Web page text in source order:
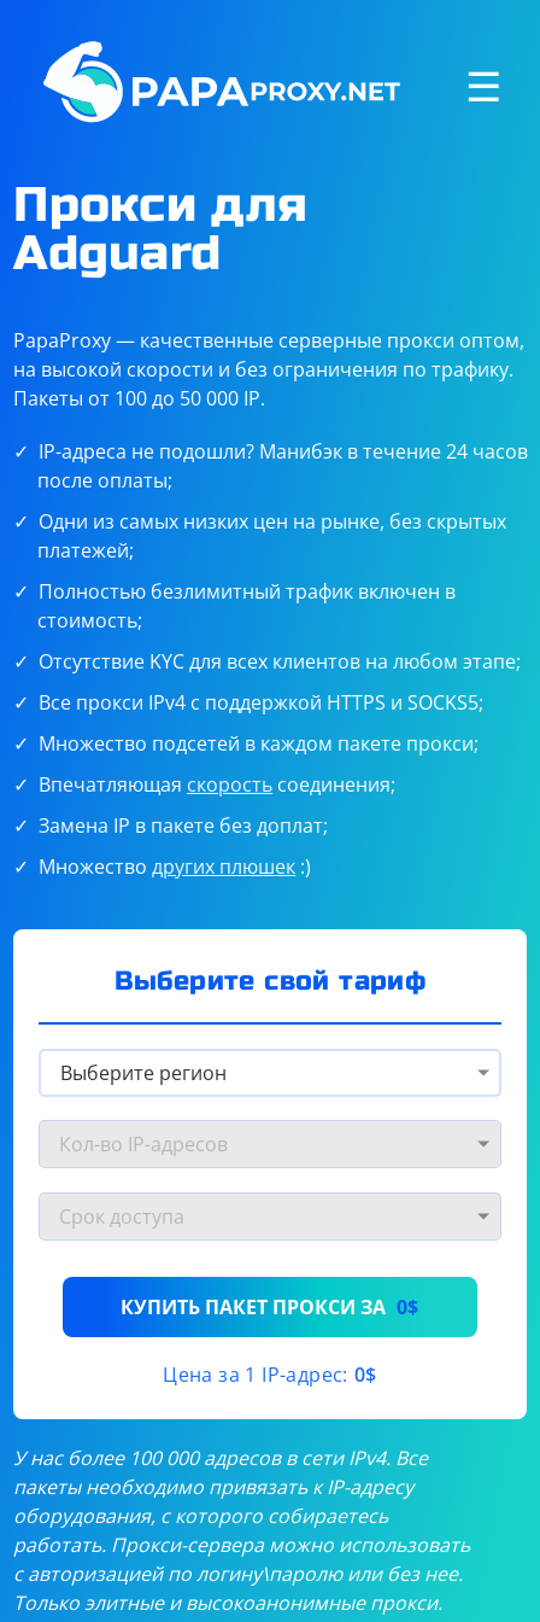
☰
Прокси для
Adguard
PapaProxy — качественные серверные прокси оптом,
на высокой скорости и без ограничения по трафику.
Пакеты от 100 до 50 000 IP.
IP-адреса не подошли? Манибэк в течение 24 часов
после оплаты;
Одни из самых низких цен на рынке, без скрытых
платежей;
Полностью безлимитный трафик включен в
стоимость;
Отсутствие KYC для всех клиентов на любом этапе;
Все прокси IPv4 с поддержкой HTTPS и SOCKS5;
Множество подсетей в каждом пакете прокси;
Впечатляющая скорость соединения;
Замена IP в пакете без доплат;
Множестводругих плюшек :)
Выберите свой тариф
КУПИТЬ ПАКЕТ ПРОКСИ ЗА 0$
Цена за 1 IP-адрес: 0$
У нас более 100 000 адресов в сети IPv4. Все
пакеты необходимо привязать к IP-адресу
оборудования, с которого собираетесь
работать. Прокси-сервера можно использовать
с авторизацией по логину\паролю или без нее.
Только элитные и высокоанонимные прокси.